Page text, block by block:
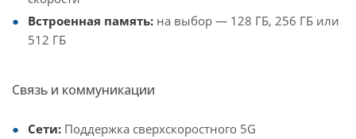
Встроенная память: на выбор — 128 ГБ, 256 ГБ или
512 ГБ
Связь и коммуникации
Сети: Поддержка сверхскоростного 5G